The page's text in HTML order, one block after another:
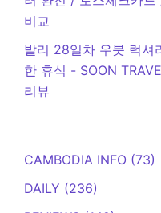
비교
발리 28일차 우붓 럭셔
한 휴식 - SOON
리뷰
CAMBODIA INFO (73)
DAILY (236)